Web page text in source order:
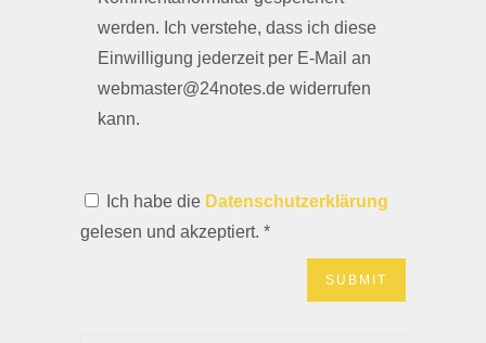
werden. Ich verstehe, dass ich diese
Einwilligung jederzeit per E-Mail an
webmaster@24notes.de widerrufen
kann.
Ich habe die Datenschutzerklärung
gelesen und akzeptiert. *